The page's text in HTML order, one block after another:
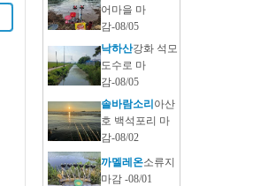
어마을 마
감-08/05
낙하산강화 석모
도수로 마
감-08/05
솔바람소리 아산
호 백석포리 마
감-08/02
까멜레온소류지
마감 -08/01